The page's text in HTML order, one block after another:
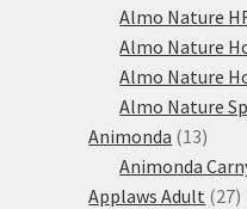
Almo Nature
Almo Nature
Almo Nature
Almo Nature
Animonda 1313
Animonda
Applaws Adult 2727